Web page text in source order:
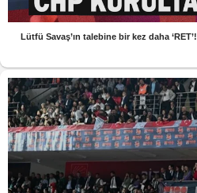
Lütfü Savaş’ın talebine bir kez daha ‘RET’!